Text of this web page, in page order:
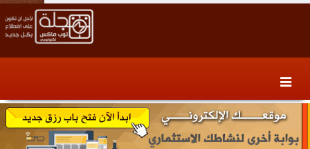
content
secondary
content